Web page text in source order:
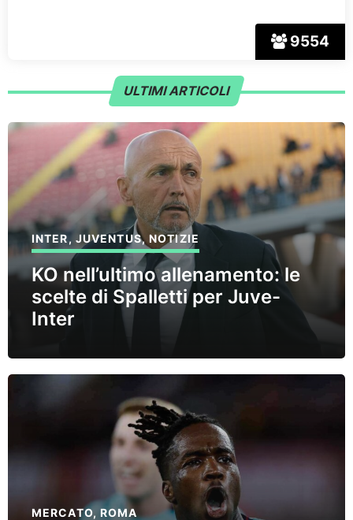
9554
ULTIMI ARTICOLI
INTER, JUVENTUS,NOTIZIE
KO nell’ultimo allenamento: le
scelte di Spalletti per Juve-
Inter
MERCATO, ROMA